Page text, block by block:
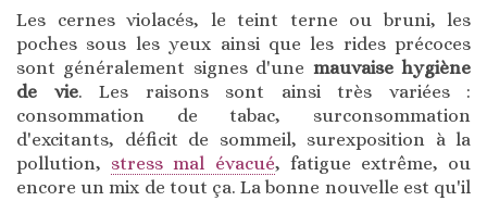
Les cernes violacés, le teint terne ou bruni, les
poches sous les yeux ainsi que les rides précoces
sont généralement signes d'une mauvaise hygiène
de vie. Les raisons sont ainsi très variées :
consommation de tabac, surconsommation
d'excitants, déficit de sommeil, surexposition à la
pollution, stress mal évacué, fatigue extrême, ou
encore un mix de tout ça. La bonne nouvelle est qu'il